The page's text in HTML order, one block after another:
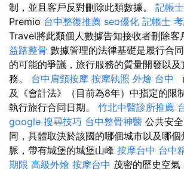
制，並且客戶反對刪除此類數據。 記帳
Premio 台中整復推薦 seo優化 記帳士
Travel將此類個人數據告知接收者刪除客
益路整骨 數據管理的法律基礎是履行合
的可能的爭議，旅行服務的質量開發以
務。 台中肩頸按摩 按摩執照 外燴 台中
及《會計法》（目前為8年）中指定的限
執行旅行合同日期。 竹北中醫診所推薦
google 搜尋技巧 台中整骨神醫 公共安
同，具體取決於該國的哪個城市以及哪
脈，帶有城堡的城堡山峰 按摩台中 台中
期限 高級外燴 按摩台中 茂密的歷史空氣